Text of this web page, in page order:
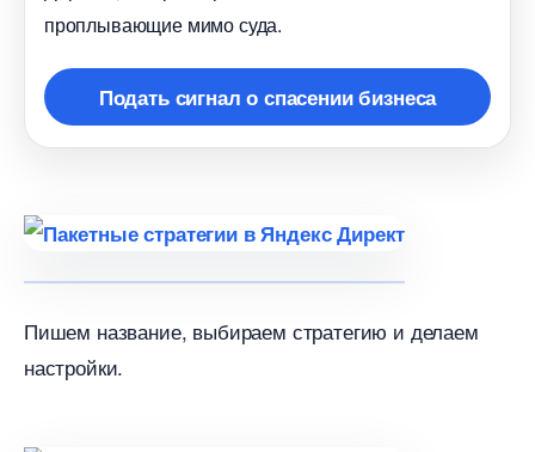
проплывающие мимо суда.
Подать сигнал о спасении бизнеса
Пишем название, выбираем стратегию и делаем
настройки.